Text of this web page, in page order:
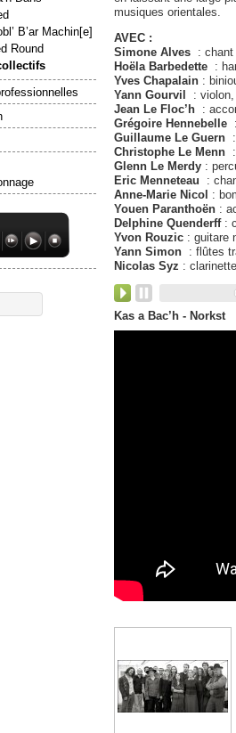
B’ar Machin[e]
Round
musiques orientales.
AVEC :
Simone Alves : chant
Hoëla Barbedette :
Yves Chapalain :
Yann Gourvil
:
Jean Le Floc’h :
Grégoire Hennebelle
Guillaume Le Guern
Christophe Le Menn
Glenn Le Merdy :
Eric Menneteau
:
Anne-Marie Nicol :
Youen Paranthoën :
Delphine Quenderff:
Yvon Rouzic : guitare
Yann Simon : flûtes
Nicolas Syz :
Audio
Player
Kas a Bac’h - Norkst